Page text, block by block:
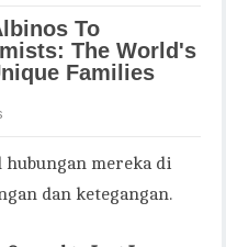
hubungan mereka di
dan ketegangan.